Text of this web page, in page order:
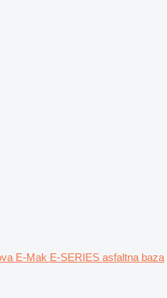
E-Mak E-SERIES asfaltna baza